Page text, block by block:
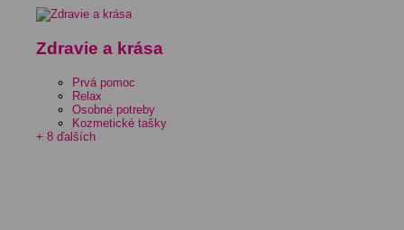
Zdravie a krása
Prvá pomoc
Relax
Osobné potreby
Kozmetické tašky
+ 8 ďalších